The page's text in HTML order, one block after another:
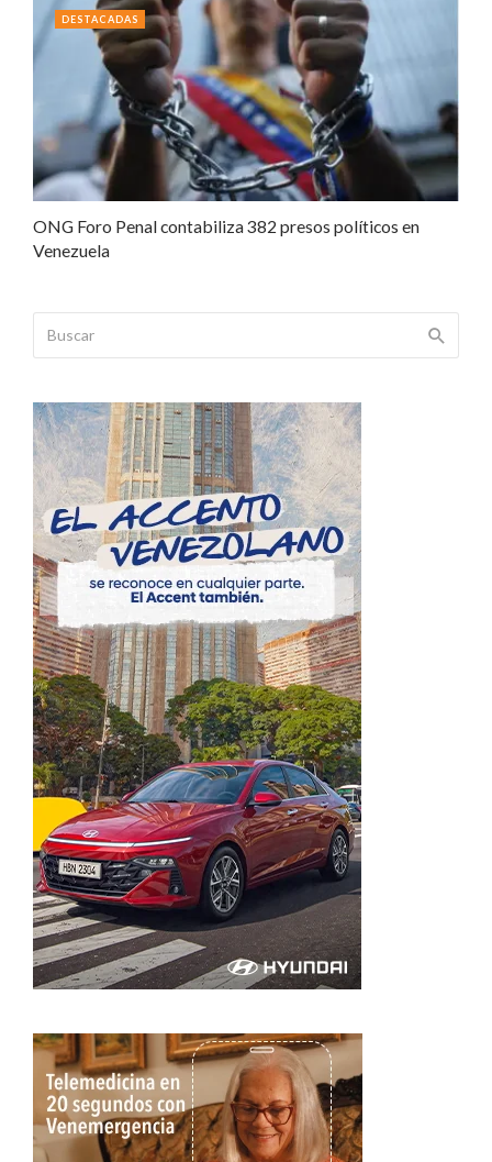
ONG Foro Penal contabiliza 382 presos políticos en
Venezuela
DESTACADAS